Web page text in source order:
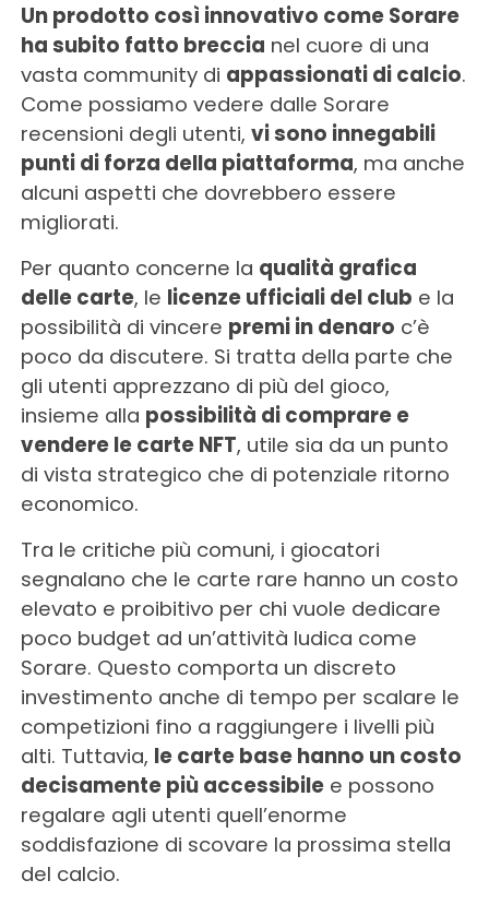
Un prodotto così innovativo come Sorare
ha subito fatto breccia nel cuore di una
vasta community di appassionati di calcio.
Come possiamo vedere dalle Sorare
recensioni degli utenti, vi sono innegabili
punti di forza della piattaforma, ma anche
alcuni aspetti che dovrebbero essere
migliorati.
Per quanto concerne la qualità grafica
delle carte, le licenze ufficiali del club e la
possibilità di vincere premi in denaro c’è
poco da discutere. Si tratta della parte che
gli utenti apprezzano di più del gioco,
insieme alla possibilità di comprare e
vendere le carte NFT, utile sia da un punto
di vista strategico che di potenziale ritorno
economico.
Tra le critiche più comuni, i giocatori
segnalano che le carte rare hanno un costo
elevato e proibitivo per chi vuole dedicare
poco budget ad un’attività ludica come
Sorare. Questo comporta un discreto
investimento anche di tempo per scalare le
competizioni fino a raggiungere i livelli più
alti. Tuttavia, le carte base hanno un costo
decisamente più accessibilee possono
regalare agli utenti quell’enorme
soddisfazione di scovare la prossima stella
del calcio.